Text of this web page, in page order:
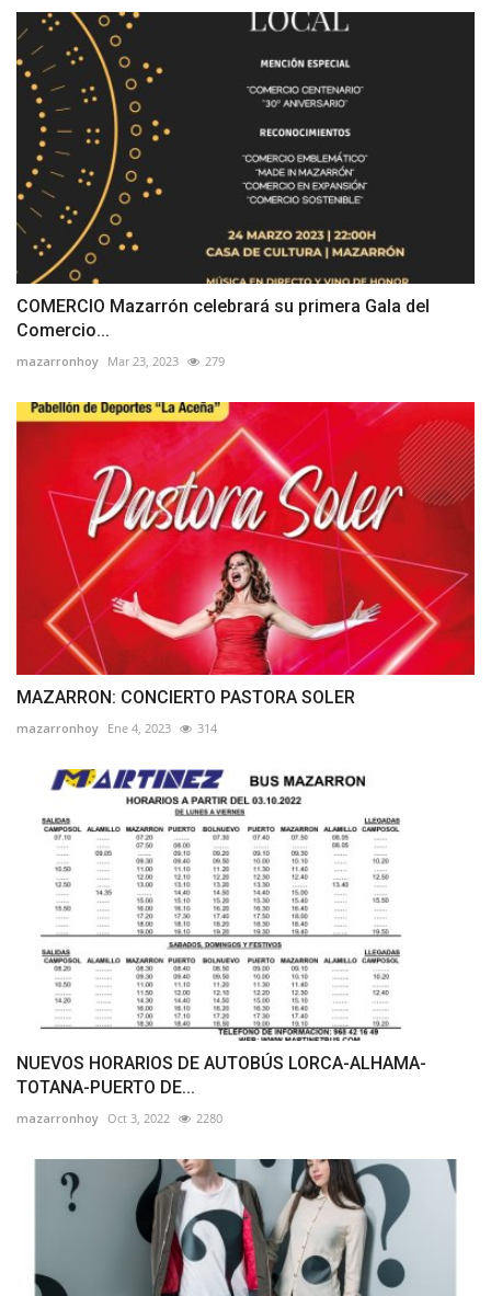
COMERCIO Mazarrón celebrará su primera Gala del
Comercio...
mazarronhoy Mar 23, 2023 279
MAZARRON: CONCIERTO PASTORA SOLER
mazarronhoy Ene 4, 2023 314
NUEVOS HORARIOS DE AUTOBÚS LORCA-ALHAMA-
TOTANA-PUERTO DE...
mazarronhoy Oct 3, 2022 2280